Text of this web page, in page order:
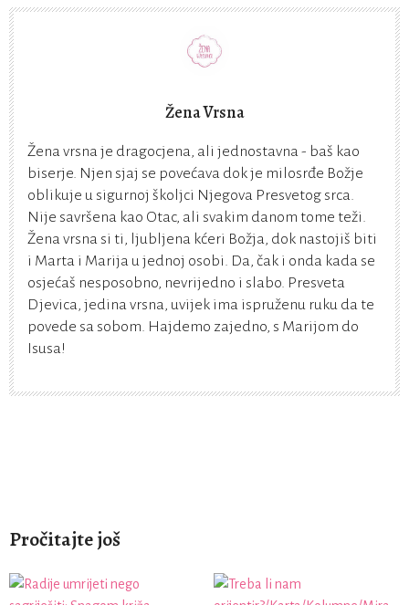
Žena Vrsna
Žena vrsna je dragocjena, ali jednostavna - baš kao
biserje. Njen sjaj se povećava dok je milosrđe Božje
oblikuje u sigurnoj školjci Njegova Presvetog srca.
Nije savršena kao Otac, ali svakim danom tome teži.
Žena vrsna si ti, ljubljena kćeri Božja, dok nastojiš biti
i Marta i Marija u jednoj osobi. Da, čak i onda kada se
osjećaš nesposobno, nevrijedno i slabo. Presveta
Djevica, jedina vrsna, uvijek ima ispruženu ruku da te
povede sa sobom. Hajdemo zajedno, s Marijom do
Isusa!
Pročitajte još